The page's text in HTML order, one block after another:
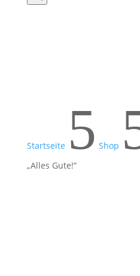
Startseite 5 Shop
„Alles Gute!“